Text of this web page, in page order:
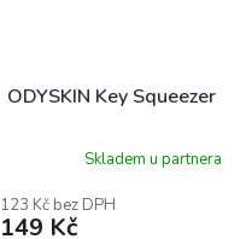
ODYSKIN Key Squeezer
Skladem u partnera
123 Kč bez DPH
149 Kč